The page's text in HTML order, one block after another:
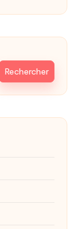
Rechercher